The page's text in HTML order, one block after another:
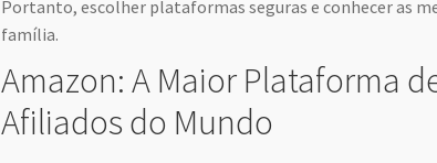
Portanto, escolher plataformas seguras e conhecer as
família.
Amazon: A Maior Plataforma
Afiliados do Mundo